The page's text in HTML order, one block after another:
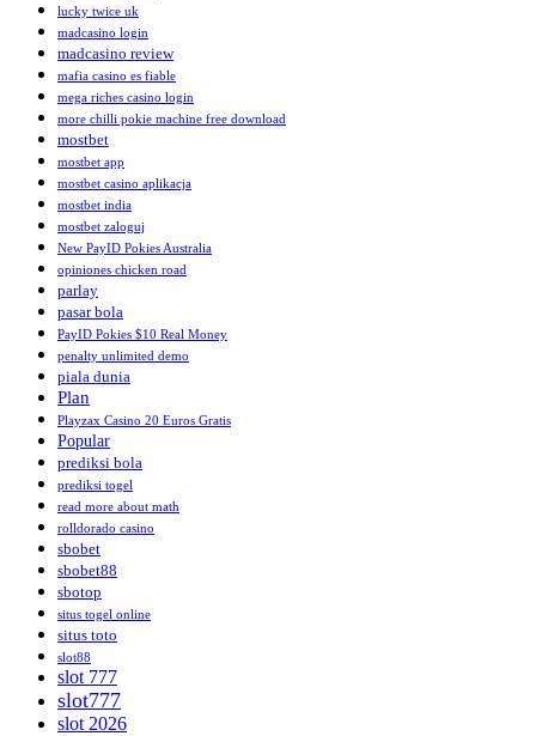
lucky twice uk
madcasino login
madcasino review
mafia casino es fiable
mega riches casino login
more chilli pokie machine free download
mostbet
mostbet app
mostbet casino aplikacja
mostbet india
mostbet zaloguj
New PayID Pokies Australia
opiniones chicken road
parlay
pasar bola
PayID Pokies $10 Real Money
penalty unlimited demo
piala dunia
Plan
Playzax Casino 20 Euros Gratis
Popular
prediksi bola
prediksi togel
read more about math
rolldorado casino
sbobet
sbobet88
sbotop
situs togel online
situs toto
slot88
slot 777
slot777
slot 2026